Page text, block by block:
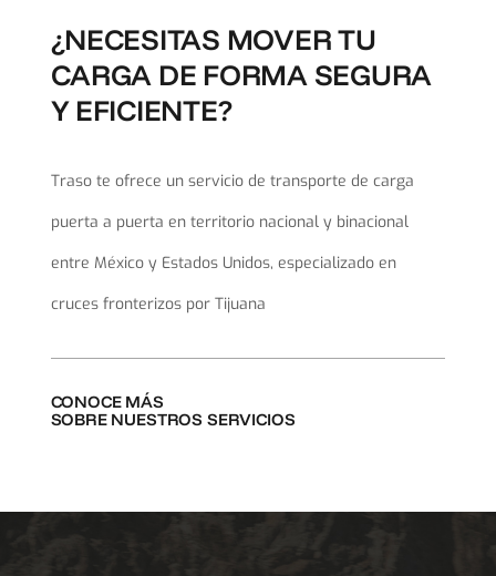
¿NECESITAS MOVER TU
CARGA DE FORMA SEGURA
Y EFICIENTE?
Traso te ofrece un servicio de transporte de carga
puerta a puerta en territorio nacional y binacional
entre México y Estados Unidos, especializado en
cruces fronterizos por Tijuana
CONOCE MÁS
SOBRE NUESTROS SERVICIOS